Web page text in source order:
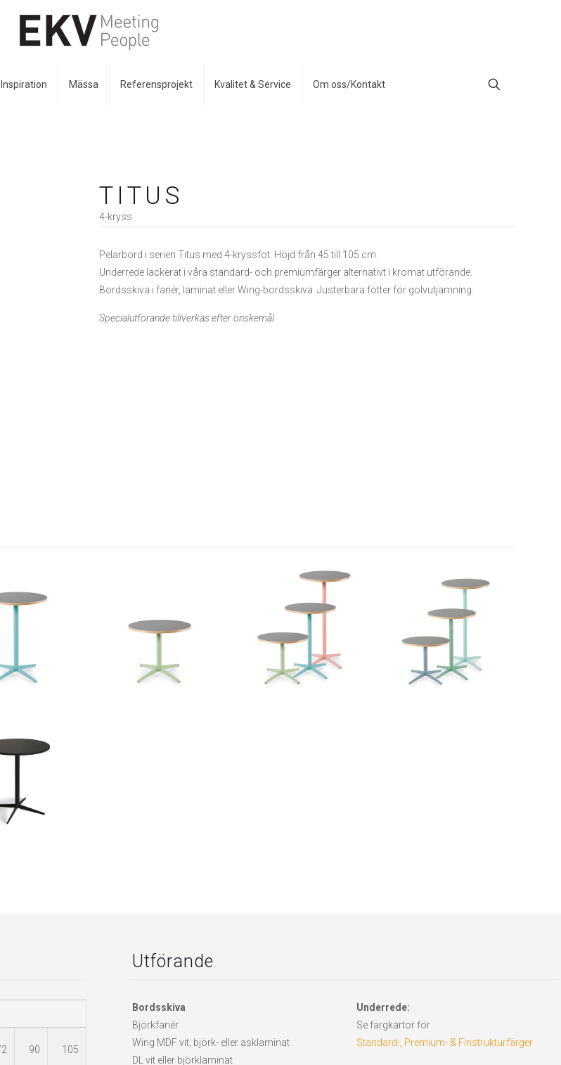
Inspiration Mässa Referensprojekt Kvalitet & Service Om oss/Kontakt
TITUS
4-kryss
Pelarbord i serien Titus med 4-kryssfot. Höjd från 45 till 105 cm.
Underrede lackerat i våra standard- och premiumfärger alternativt i kromat utförande.
Bordsskiva i fanér, laminat eller Wing-bordsskiva. Justerbara fötter för golvutjämning.
Specialutförande tillverkas efter önskemål.
90 105
Utförande
Bordsskiva
Björkfanér
Wing MDF vit, björk- eller asklaminat
DL vit eller björklaminat
Underrede:
Se färgkartor för
Standard-, Premium- & Finstrukturfärger